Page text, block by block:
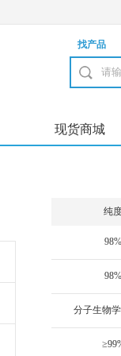
找产品
现货商城
纯
98%
98%